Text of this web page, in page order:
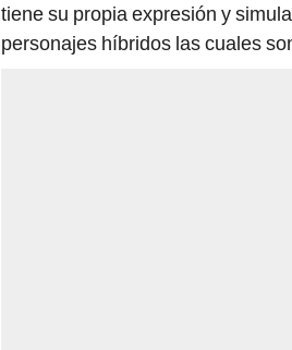
tiene su propia expresión y
personajes híbridos las cuales